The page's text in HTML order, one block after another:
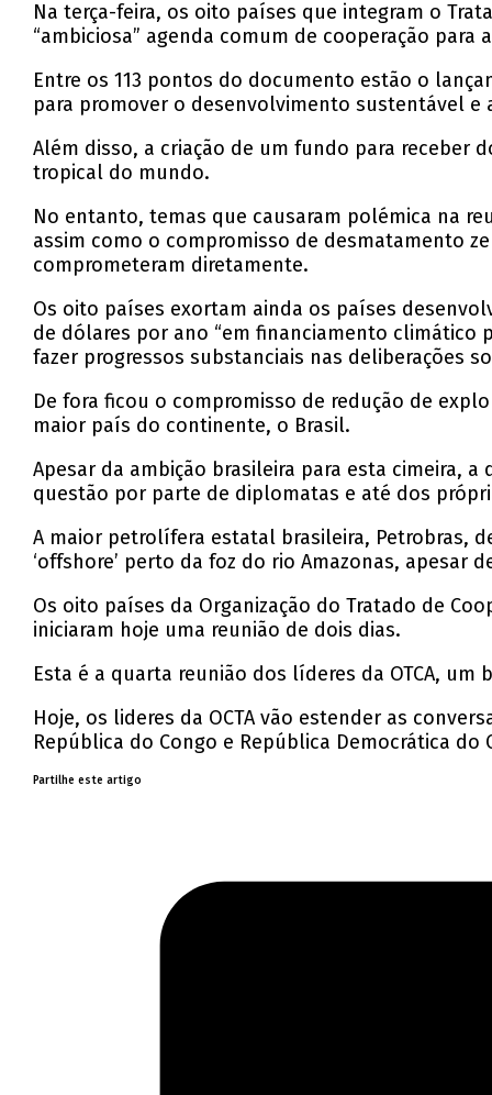
Na terça-feira, os oito países que integram o
“ambiciosa” agenda comum de cooperação para
Entre os 113 pontos do documento estão o
para promover o desenvolvimento sustentável
Além disso, a criação de um fundo para receber
tropical do mundo.
No entanto, temas que causaram polémica na
assim como o compromisso de desmatamento
comprometeram diretamente.
Os oito países exortam ainda os países
de dólares por ano “em financiamento climático
fazer progressos substanciais nas deliberações
De fora ficou o compromisso de redução de
maior país do continente, o Brasil.
Apesar da ambição brasileira para esta cimeira,
questão por parte de diplomatas e até dos
A maior petrolífera estatal brasileira, Petrobras,
‘offshore’ perto da foz do rio Amazonas,
Os oito países da Organização do Tratado de
iniciaram hoje uma reunião de dois dias.
Esta é a quarta reunião dos líderes da OTCA, um
Hoje, os lideres da OCTA vão estender as
República do Congo e República Democrática do
Partilhe este artigo